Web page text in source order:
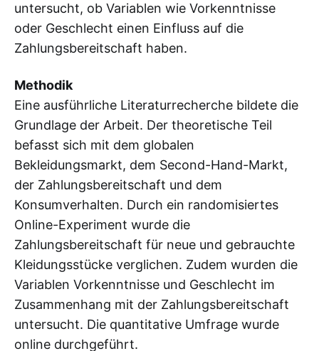
untersucht, ob Variablen wie Vorkenntnisse
oder Geschlecht einen Einfluss auf die
Zahlungsbereitschaft haben.
Methodik
Eine ausführliche Literaturrecherche bildete die
Grundlage der Arbeit. Der theoretische Teil
befasst sich mit dem globalen
Bekleidungsmarkt, dem Second-Hand-Markt,
der Zahlungsbereitschaft und dem
Konsumverhalten. Durch ein randomisiertes
Online-Experiment wurde die
Zahlungsbereitschaft für neue und gebrauchte
Kleidungsstücke verglichen. Zudem wurden die
Variablen Vorkenntnisse und Geschlecht im
Zusammenhang mit der Zahlungsbereitschaft
untersucht. Die quantitative Umfrage wurde
online durchgeführt.